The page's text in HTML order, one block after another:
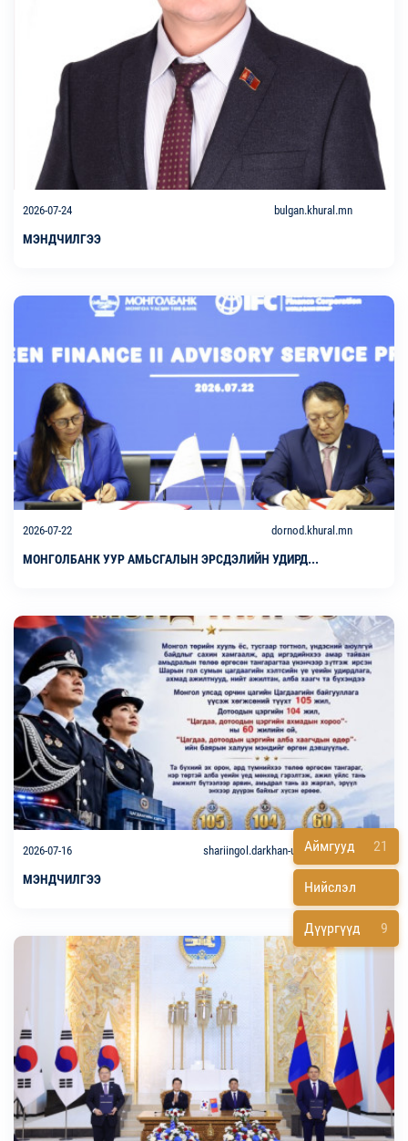
Аймгууд 21
Нийслэл
Дүүргүүд 9
2026-07-24 bulgan.khural.mn
МЭНДЧИЛГЭЭ
2026-07-22 dornod.khural.mn
МОНГОЛБАНК УУР АМЬСГАЛЫН ЭРСДЭЛИЙН УДИРД...
2026-07-16 shariingol.darkhan-uul.khural.mn
МЭНДЧИЛГЭЭ